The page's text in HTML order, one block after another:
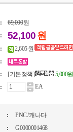
: 69,000원
: 52,100원
:
2,605 원
:
: [기본정책] 5,000원
: EA
:
PNC / 캐나다
:
G0000001468